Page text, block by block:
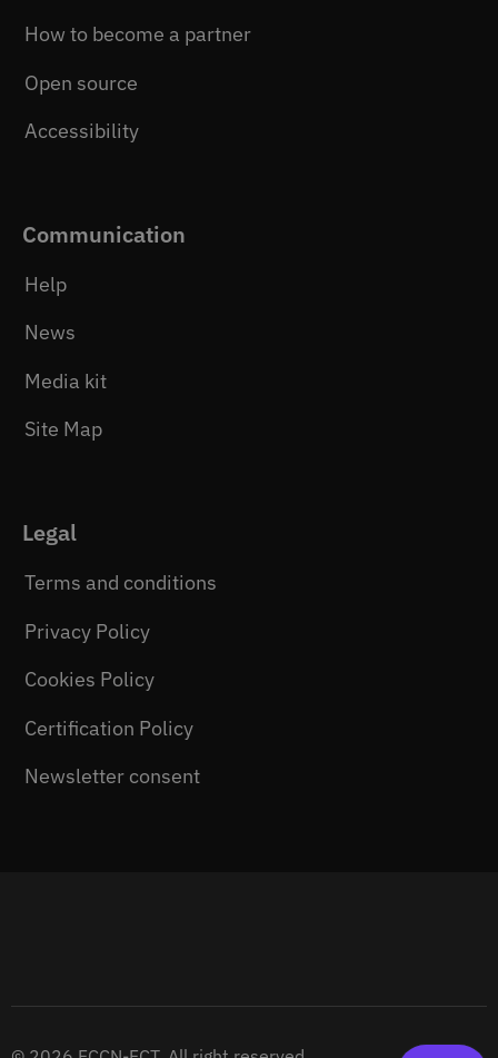
How to become a partner
Open source
Accessibility
Communication
Help
News
Media kit
Site Map
Legal
Terms and conditions
Privacy Policy
Cookies Policy
Certification Policy
Newsletter consent